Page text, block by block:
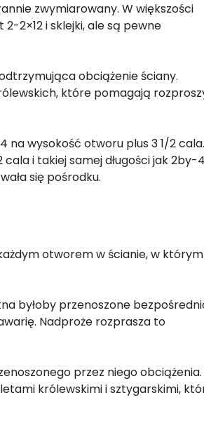
zwymiarowany. W większości
2×12 i sklejki, ale są pewne
obciążenie ściany.
które pomagają
na wysokość otworu plus 3 1/2 cala.
i takiej samej długości jak 2by-
się pośrodku.
otworem w ścianie, w którym
byłoby przenoszone
Nadproże rozprasza to
przez niego obciążenia.
królewskimi i sztygarskimi,